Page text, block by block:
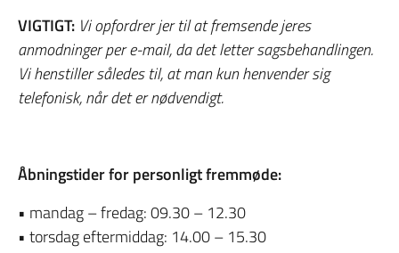
VIGTIGT: Vi opfordrer jer til at fremsende jeres
anmodninger per e-mail, da det letter sagsbehandlingen.
Vi henstiller således til, at man kun henvender sig
telefonisk, når det er nødvendigt.
Åbningstider for personligt fremmøde:
• mandag – fredag: 09.30 – 12.30
• torsdag eftermiddag: 14.00 – 15.30